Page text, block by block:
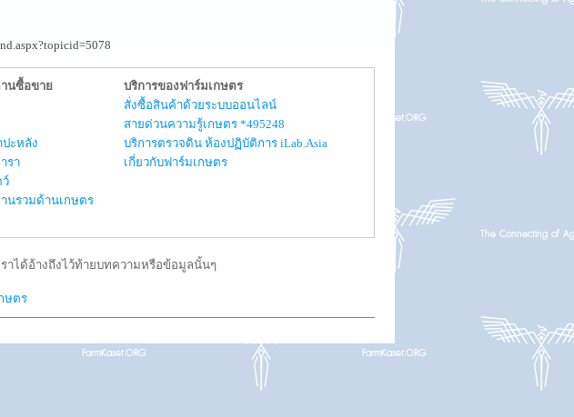
นซื้อขาย
ะหลัง
รา
นรวมด้านเกษตร
บริการของฟาร์มเกษตร
สั่งซื้อสินค้าด้วยระบบออนไลน์
สายด่วนความรู้เกษตร *495248
บริการตรวจดิน ห้องปฏิบัติการ iLab.Asia
เกี่ยวกับฟาร์มเกษตร
าได้อ้างถึงไว้ท้ายบทความหรือข้อมูลนั้นๆ
ษตร